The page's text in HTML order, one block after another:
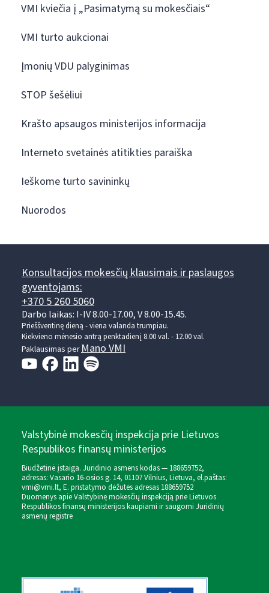
VMI kviečia į „Pasimatymą su mokesčiais“
VMI turto aukcionai
Įmonių VDU palyginimas
STOP šešėliui
Krašto apsaugos ministerijos informacija
Interneto svetainės atitikties paraiška
Ieškome turto savininkų
Nuorodos
Konsultacijos mokesčių klausimais ir paslaugos
gyventojams:
+370 5 260 5060
Darbo laikas: I-IV 8.00-17.00, V 8.00-15.45.
Prieššventinę dieną - viena valanda trumpiau.
Kiekvieno mėnesio antrą penktadienį 8.00 val. - 12.00 val.
Paklausimas perMano VMI
Valstybinė mokesčių inspekcija prie Lietuvos
Respublikos finansų ministerijos
Biudžetinė įstaiga. Juridinio asmens kodas — 188659752,
adresas: Vasario 16-osios g. 14, 01107 Vilnius, Lietuva, el.paštas:
vmi@vmi.lt, E. pristatymo dėžutės adresas 188659752
Duomenys apie Valstybinę mokesčių inspekciją prie Lietuvos
Respublikos finansų ministerijos kaupiami ir saugomi Juridinių
asmenų registre